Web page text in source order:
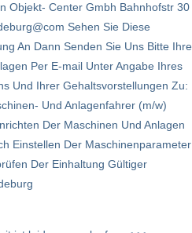
Objekt- Center Gmbh Bahnhofstr 30
Sehen Sie Diese
An Dann Senden Sie Uns Bitte Ihre
Per E-mail Unter Angabe Ihres
Und Ihrer Gehaltsvorstellungen Zu:
Und Anlagenfahrer (m/w)
Der Maschinen Und Anlagen
Einstellen Der Maschinenparameter
Der Einhaltung Gültiger